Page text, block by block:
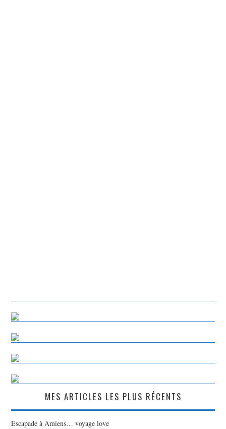
MES ARTICLES LES PLUS RÉCENTS
Escapade à Amiens… voyage love